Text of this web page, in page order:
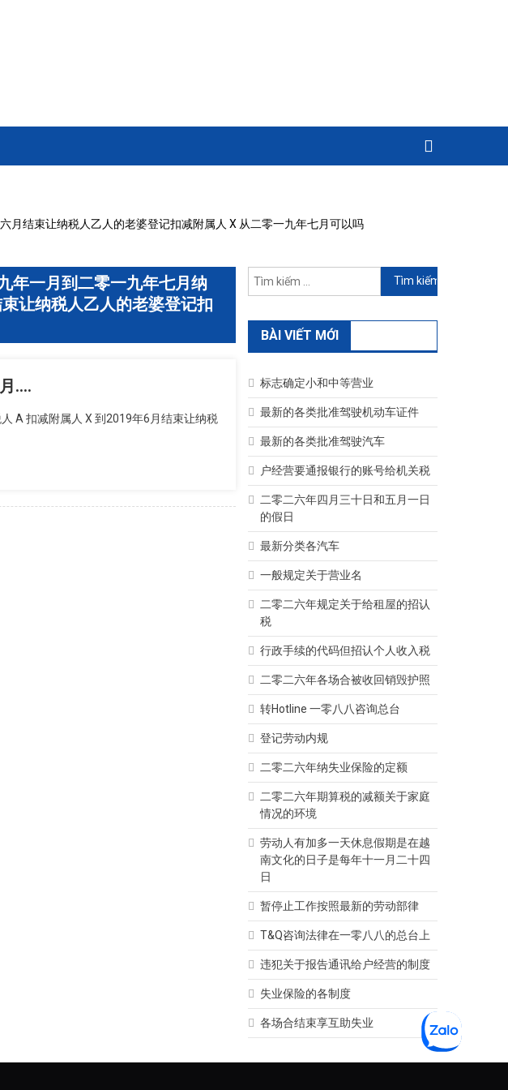
月结束让纳税人乙人的老婆登记扣减附属人 X 从二零一九年七月可以吗
年一月到二零一九年七月纳
让纳税人乙人的老婆登记扣
….
A 扣减附属人 X 到2019年6月结束让纳税
律师
律师 Huỳnh Thị Kim Diệp
Tìm
kiếm
BÀI VIẾT MỚI
标志确定小和中等营业
最新的各类批准驾驶机动车证件
最新的各类批准驾驶汽车
户经营要通报银行的账号给机关税
二零二六年四月三十日和五月一日
的假日
最新分类各汽车
一般规定关于营业名
二零二六年规定关于给租屋的招认
税
行政手续的代码但招认个人收入税
二零二六年各场合被收回销毁护照
转Hotline 一零八八咨询总台
登记劳动内规
二零二六年纳失业保险的定额
二零二六年期算税的减额关于家庭
情况的环境
劳动人有加多一天休息假期是在越
南文化的日子是每年十一月二十四
日
暂停止工作按照最新的劳动部律
T&Q咨询法律在一零八八的总台上
违犯关于报告通讯给户经营的制度
失业保险的各制度
各场合结束享互助失业